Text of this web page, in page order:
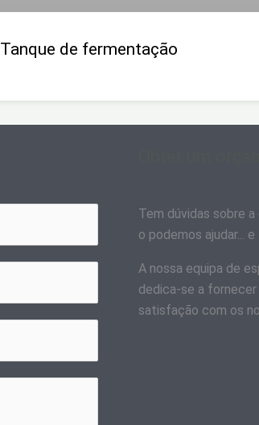
Tanque de fermentação
Tem dúvidas sobre
o podemos ajudar...
A nossa equipa de
dedica-se a
satisfação com os